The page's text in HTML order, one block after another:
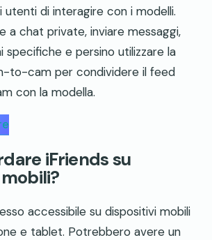
utenti di interagire con i modelli.
a chat private, inviare messaggi,
specifiche e persino utilizzare la
to-cam per condividere il feed
con la modella.
iFriends su
accessibile su dispositivi mobili
e tablet. Potrebbero avere un